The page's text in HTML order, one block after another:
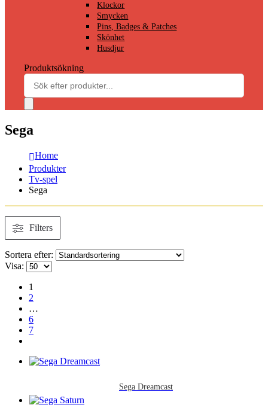
Klockor
Smycken
Pins, Badges & Patches
Skönhet
Husdjur
Produktsökning
Sega
Home
Produkter
Tv-spel
Sega
Filters
Sortera efter:
Visa:
1
2
…
6
7
Sega Dreamcast